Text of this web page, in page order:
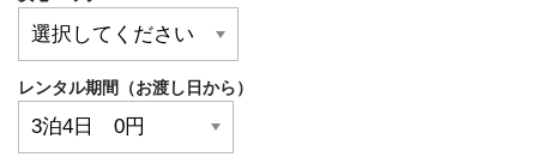
レンタル期間（お渡し日から）